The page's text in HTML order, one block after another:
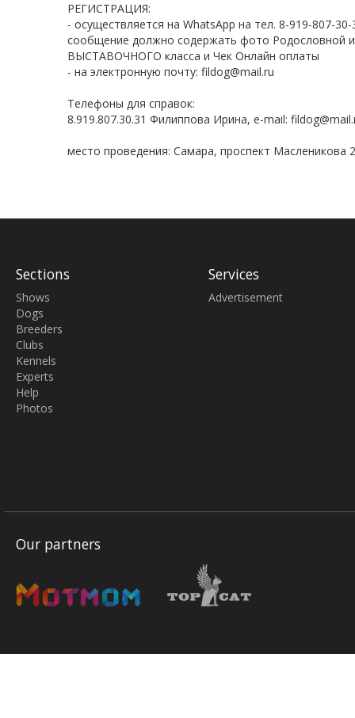
РЕГИСТРАЦИЯ:
- осуществляется на WhatsApp на тел. 8-919-807-30-
сообщение должно содержать фото Родословной
ВЫСТАВОЧНОГО класса и Чек Онлайн оплаты
- на электронную почту: fildog@mail.ru
Телефоны для справок:
8.919.807.30.31 Филиппова Ирина, e-mail:
место проведения: Самара, проспект Масленикова
Sections
Shows
Dogs
Breeders
Clubs
Kennels
Experts
Help
Photos
Services
Advertisement
Our partners